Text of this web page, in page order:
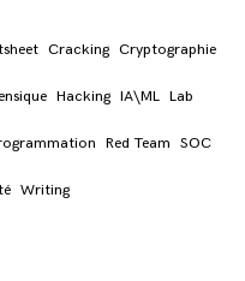
Cracking Cryptographie
Hacking IA\ML Lab
Red Team SOC
Writing